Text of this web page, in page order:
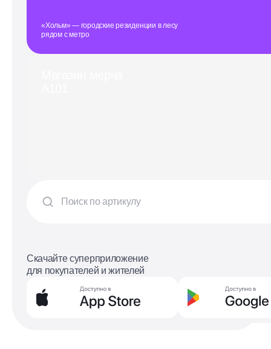
«Хольм» — городские резиденции в лесу
рядом с метро
Скачайте суперприложение
для покупателей и жителей